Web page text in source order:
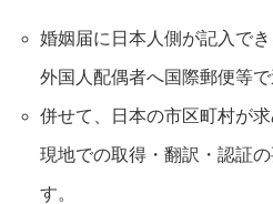
婚姻届に日本人側が記入でき
外国人配偶者へ国際郵便等で
併せて、日本の市区町村が求
現地での取得・翻訳・認証
す。​